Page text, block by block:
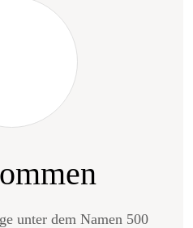
unter dem Namen 500